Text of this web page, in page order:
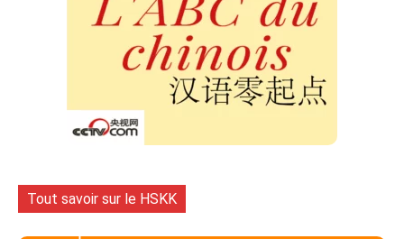
Tout savoir sur le HSKK